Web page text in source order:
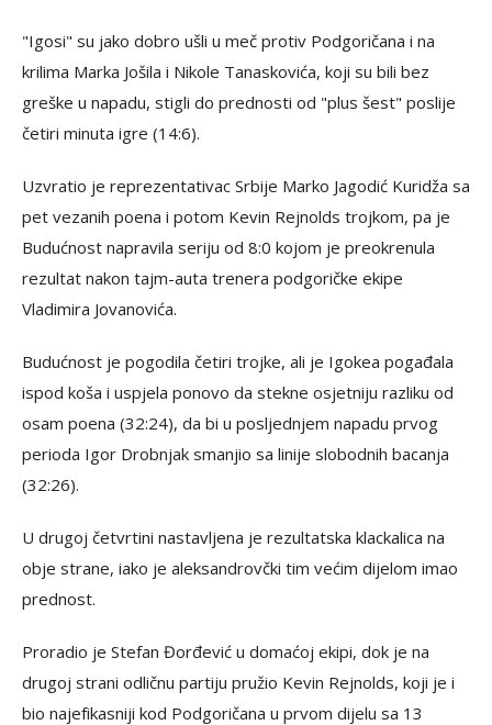
"Igosi" su jako dobro ušli u meč protiv Podgoričana i na
krilima Marka Jošila i Nikole Tanaskovića, koji su bili bez
greške u napadu, stigli do prednosti od "plus šest" poslije
četiri minuta igre (14:6).
Uzvratio je reprezentativac Srbije Marko Jagodić Kuridža sa
pet vezanih poena i potom Kevin Rejnolds trojkom, pa je
Budućnost napravila seriju od 8:0 kojom je preokrenula
rezultat nakon tajm-auta trenera podgoričke ekipe
Vladimira Jovanovića.
Budućnost je pogodila četiri trojke, ali je Igokea pogađala
ispod koša i uspjela ponovo da stekne osjetniju razliku od
osam poena (32:24), da bi u posljednjem napadu prvog
perioda Igor Drobnjak smanjio sa linije slobodnih bacanja
(32:26).
U drugoj četvrtini nastavljena je rezultatska klackalica na
obje strane, iako je aleksandrovčki tim većim dijelom imao
prednost.
Proradio je Stefan Đorđević u domaćoj ekipi, dok je na
drugoj strani odličnu partiju pružio Kevin Rejnolds, koji je i
bio najefikasniji kod Podgoričana u prvom dijelu sa 13